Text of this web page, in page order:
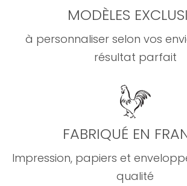
MODÈLES
à personnaliser selon vos
résultat parfait
FABRIQUÉ EN
Impression, papiers et
qualité